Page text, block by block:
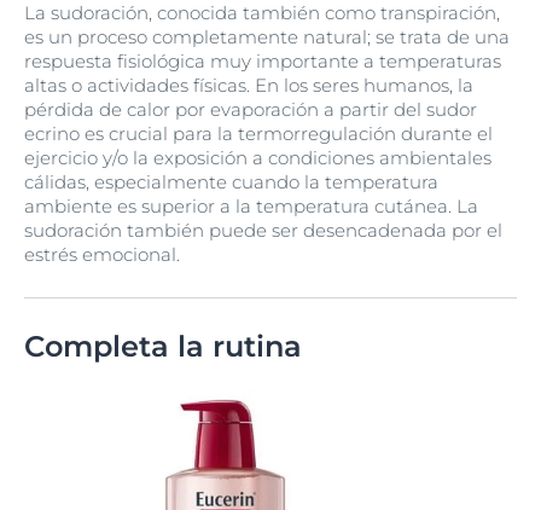
La sudoración, conocida también como transpiración,
es un proceso completamente natural; se trata de una
respuesta fisiológica muy importante a temperaturas
altas o actividades físicas. En los seres humanos, la
pérdida de calor por evaporación a partir del sudor
ecrino es crucial para la termorregulación durante el
ejercicio y/o la exposición a condiciones ambientales
cálidas, especialmente cuando la temperatura
ambiente es superior a la temperatura cutánea. La
sudoración también puede ser desencadenada por el
estrés emocional.
Completa la rutina